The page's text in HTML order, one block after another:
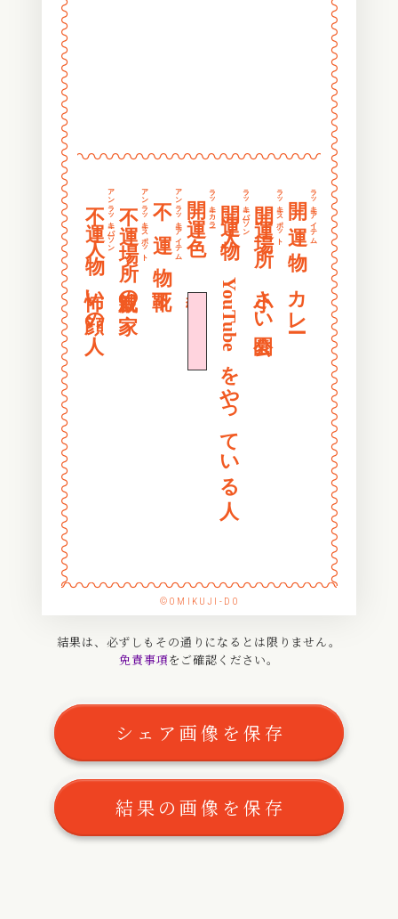
〰〰〰〰〰〰〰〰〰〰〰〰〰〰〰
開 運 物ラッキーアイテム
カレー
開運場所ラッキースポット
小さい公園
開運人物ラッキーパーソン
YouTubeをやっている人
開 運 色ラッキーカラー
不 運 物アンラッキーアイテム
不運場所アンラッキースポット
親戚の家
不運人物アンラッキーパーソン
怖い顔の人
〰〰〰〰〰〰〰〰〰〰〰〰〰
〰
〰
〰
〰
〰
〰
〰
〰
〰
〰
〰
〰
〰
〰
〰
〰
〰
〰
〰
〰
〰
〰
〰
〰
〰
〰
〰
〰
〰
〰
〰
〰
〰
〰
〰
〰
〰
〰
〰
〰
〰
〰
〰
〰
〰
〰
〰
〰
〰
〰
〰
〰
〰
〰
〰
©OMIKUJI-DO
結果は、必ずしもその通りになるとは限りません。
免責事項をご確認ください。
シェア画像を保存
結果の画像を保存